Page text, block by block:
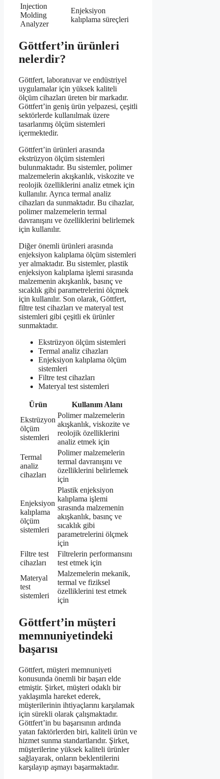
Injection
Molding
Analyzer
Enjeksiyon
kalıplama süreçleri
Göttfert’in ürünleri
nelerdir?
Göttfert, laboratuvar ve endüstriyel
uygulamalar için yüksek kaliteli
ölçüm cihazları üreten bir markadır.
Göttfert’in geniş ürün yelpazesi, çeşitli
sektörlerde kullanılmak üzere
tasarlanmış ölçüm sistemleri
içermektedir.
Göttfert’in ürünleri arasında
ekstrüzyon ölçüm sistemleri
bulunmaktadır. Bu sistemler, polimer
malzemelerin akışkanlık, viskozite ve
reolojik özelliklerini analiz etmek için
kullanılır. Ayrıca termal analiz
cihazları da sunmaktadır. Bu cihazlar,
polimer malzemelerin termal
davranışını ve özelliklerini belirlemek
için kullanılır.
Diğer önemli ürünleri arasında
enjeksiyon kalıplama ölçüm sistemleri
yer almaktadır. Bu sistemler, plastik
enjeksiyon kalıplama işlemi sırasında
malzemenin akışkanlık, basınç ve
sıcaklık gibi parametrelerini ölçmek
için kullanılır. Son olarak, Göttfert,
filtre test cihazları ve materyal test
sistemleri gibi çeşitli ek ürünler
sunmaktadır.
Ekstrüzyon ölçüm sistemleri
Termal analiz cihazları
Enjeksiyon kalıplama ölçüm
sistemleri
Filtre test cihazları
Materyal test sistemleri
Ürün
Kullanım Alanı
Ekstrüzyon
ölçüm
sistemleri
Polimer malzemelerin
akışkanlık, viskozite ve
reolojik özelliklerini
analiz etmek için
Termal
analiz
cihazları
Polimer malzemelerin
termal davranışını ve
özelliklerini belirlemek
için
Enjeksiyon
kalıplama
ölçüm
sistemleri
Plastik enjeksiyon
kalıplama işlemi
sırasında malzemenin
akışkanlık, basınç ve
sıcaklık gibi
parametrelerini ölçmek
için
Filtre test
cihazları
Filtrelerin performansını
test etmek için
Materyal
test
sistemleri
Malzemelerin mekanik,
termal ve fiziksel
özelliklerini test etmek
için
Göttfert’in müşteri
memnuniyetindeki
başarısı
Göttfert, müşteri memnuniyeti
konusunda önemli bir başarı elde
etmiştir. Şirket, müşteri odaklı bir
yaklaşımla hareket ederek,
müşterilerinin ihtiyaçlarını karşılamak
için sürekli olarak çalışmaktadır.
Göttfert’in bu başarısının ardında
yatan faktörlerden biri, kaliteli ürün ve
hizmet sunma standartlarıdır. Şirket,
müşterilerine yüksek kaliteli ürünler
sağlayarak, onların beklentilerini
karşılayıp aşmayı başarmaktadır.